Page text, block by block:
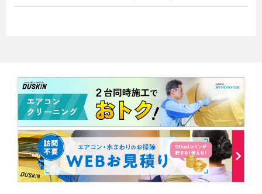
させていただきます。